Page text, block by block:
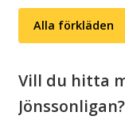
törstig,
jag
öl
(svart
Alla förkläden
Vill du hitta